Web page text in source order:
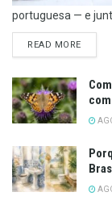
portuguesa — e
READ MORE